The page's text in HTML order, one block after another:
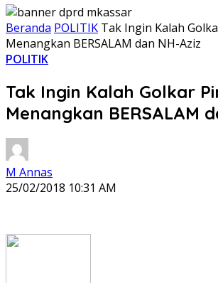
Beranda POLITIK Tak Ingin Kalah
Menangkan BERSALAM dan NH-Aziz
POLITIK
Tak Ingin Kalah Golkar
Menangkan BERSALAM
M Annas
25/02/2018 10:31 AM